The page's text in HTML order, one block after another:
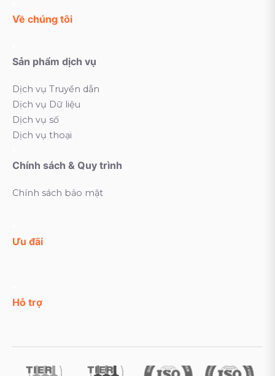
Về chúng tôi
Sản phẩm dịch vụ
Dịch vụ Truyền dẫn
Dịch vụ Dữ liệu
Dịch vụ số
Dịch vụ thoại
Chính sách & Quy trình
Chính sách bảo mật
Ưu đãi
Hỗ trợ